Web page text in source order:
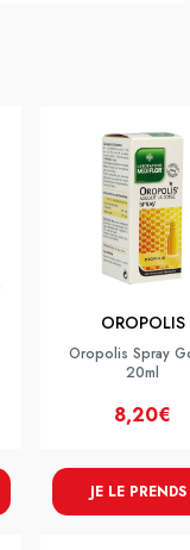
OROPOLIS
Oropolis Spray
20ml
8,20€
JE LE